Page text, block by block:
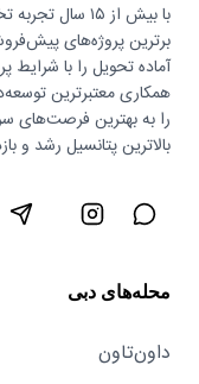
با بیش از ۱۵
آماده تحویل را با شرایط
همکاری معتبرترین
را به بهترین فرصت‌های
بالاترین پتانسیل رشد و
محله‌های دبی
داون‌تاون